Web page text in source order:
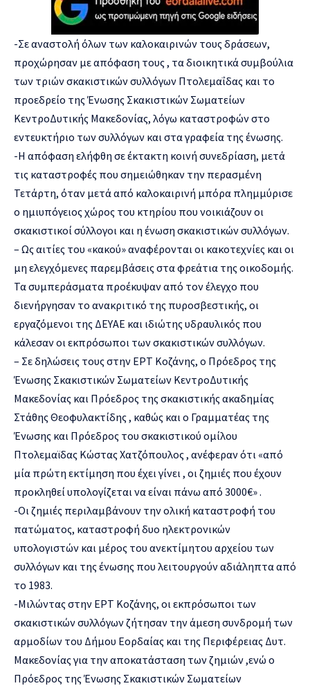
-Σε αναστολή όλων των καλοκαιρινών τους δράσεων,
προχώρησαν με απόφαση τους , τα διοικητικά συμβούλια
των τριών σκακιστικών συλλόγων Πτολεμαΐδας και το
προεδρείο της Ένωσης Σκακιστικών Σωματείων
ΚεντροΔυτικής Μακεδονίας, λόγω καταστροφών στο
εντευκτήριο των συλλόγων και στα γραφεία της ένωσης.
-Η απόφαση ελήφθη σε έκτακτη κοινή συνεδρίαση, μετά
τις καταστροφές που σημειώθηκαν την περασμένη
Τετάρτη, όταν μετά από καλοκαιρινή μπόρα πλημμύρισε
ο ημιυπόγειος χώρος του κτηρίου που νοικιάζουν οι
σκακιστικοί σύλλογοι και η ένωση σκακιστικών συλλόγων.
– Ως αιτίες του «κακού» αναφέρονται οι κακοτεχνίες και οι
μη ελεγχόμενες παρεμβάσεις στα φρεάτια της οικοδομής.
Τα συμπεράσματα προέκυψαν από τον έλεγχο που
διενήργησαν το ανακριτικό της πυροσβεστικής, οι
εργαζόμενοι της ΔΕΥΑΕ και ιδιώτης υδραυλικός που
κάλεσαν οι εκπρόσωποι των σκακιστικών συλλόγων.
– Σε δηλώσεις τους στην ΕΡΤ Κοζάνης, ο Πρόεδρος της
Ένωσης Σκακιστικών Σωματείων ΚεντροΔυτικής
Μακεδονίας και Πρόεδρος της σκακιστικής ακαδημίας
Στάθης Θεοφυλακτίδης , καθώς και ο Γραμματέας της
Ένωσης και Πρόεδρος του σκακιστικού ομίλου
Πτολεμαϊδας Κώστας Χατζόπουλος , ανέφεραν ότι «από
μία πρώτη εκτίμηση που έχει γίνει , οι ζημιές που έχουν
προκληθεί υπολογίζεται να είναι πάνω από 3000€» .
-Οι ζημιές περιλαμβάνουν την ολική καταστροφή του
πατώματος, καταστροφή δυο ηλεκτρονικών
υπολογιστών και μέρος του ανεκτίμητου αρχείου των
συλλόγων και της ένωσης που λειτουργούν αδιάληπτα από
το 1983.
-Μιλώντας στην ΕΡΤ Κοζάνης, οι εκπρόσωποι των
σκακιστικών συλλόγων ζήτησαν την άμεση συνδρομή των
αρμοδίων του Δήμου Εορδαίας και της Περιφέρειας Δυτ.
Μακεδονίας για την αποκατάσταση των ζημιών ,ενώ ο
Πρόεδρος της Ένωσης Σκακιστικών Σωματείων